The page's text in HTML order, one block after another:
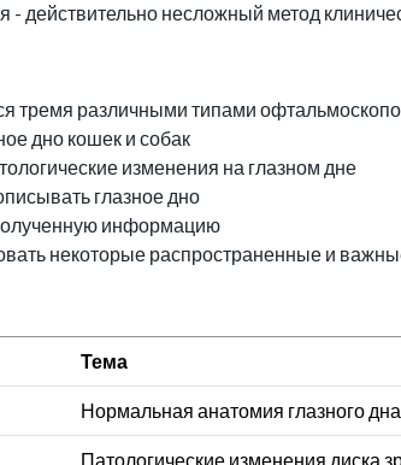
действительно несложный метод
тремя различными типами
дно кошек и собак
изменения на глазном дне
глазное дно
информацию
некоторые распространенные и
Тема
Нормальная анатомия глазного
Патологические изменения диска